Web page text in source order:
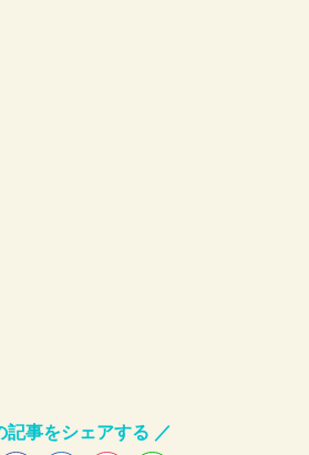
記事をシェアする ／